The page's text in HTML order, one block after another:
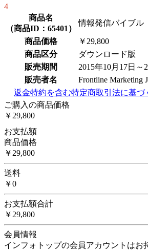
4
商品名
（商品ID：65401 ）
情報発信バイブル
商品価格
￥29,800
商品区分
ダウンロード版
販売期間
2015年10月17日～
販売者名
Frontline Marketing
返金特約を含む特定商取引法に基づ
ご購入の商品価格
￥29,800
お支払額
商品価格
￥29,800
送料
￥0
お支払額合計
￥29,800
会員情報
インフォトップの会員アカウントはお